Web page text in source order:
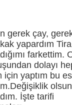
gerek çay,
yapardım
dolayı
için yaptım bu
İşte tarifi